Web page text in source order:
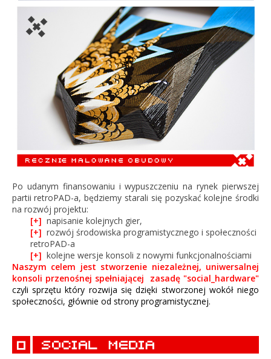
Po udanym finansowaniu i wypuszczeniu na rynek pierwszej
partii retroPAD-a, będziemy starali się pozyskać kolejne środki
na rozwój projektu:
[+] napisanie kolejnych gier,
[+] rozwój środowiska programistycznego i społeczności
retroPAD-a
[+] kolejne wersje konsoli z nowymi funkcjonalnościami
Naszym celem jest stworzenie niezależnej, uniwersalnej
konsoli przenośnej spełniającej zasadę "social_hardware"
czyli sprzętu który rozwija się dzięki stworzonej wokół niego
społeczności, głównie od strony programistycznej.